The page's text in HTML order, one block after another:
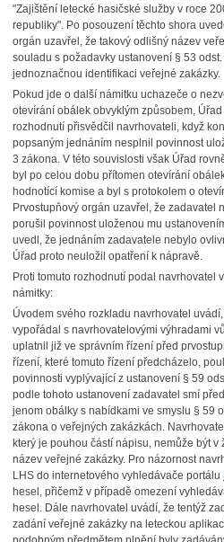
"Zajištění letecké hasičské služby v roce
republiky". Po posouzení těchto shora
orgán uzavřel, že takový odlišný název
souladu s požadavky ustanovení § 53
jednoznačnou identifikaci veřejné zakázky.
Pokud jde o další námitku uchazeče o
otevírání obálek obvyklým způsobem,
rozhodnutí přisvědčil navrhovateli, když
popsaným jednáním nesplnil povinnost
3 zákona. V této souvislosti však Úřad
byl po celou dobu přítomen otevírání
hodnotící komise a byl s protokolem o
Prvostupňový orgán uzavřel, že zadavatel
porušil povinnost uloženou mu
uvedl, že jednáním zadavatele nebylo
Úřad proto neuložil opatření k nápravě.
Proti tomuto rozhodnutí podal navrhovatel
námitky:
Úvodem svého rozkladu navrhovatel
vypořádal s navrhovatelovými výhradami
uplatnil již ve správním řízení před
řízení, které tomuto řízení předcházelo,
povinnosti vyplývající z ustanovení § 59
podle tohoto ustanovení zadavatel smí
jenom obálky s nabídkami ve smyslu § 59
zákona o veřejných zakázkách.
který je pouhou částí nápisu, nemůže být
název veřejné zakázky. Pro názornost
LHS do internetového vyhledávače portálu
hesel, přičemž v případě omezení
hesel. Dále navrhovatel uvádí, že tentýž
zadání veřejné zakázky na leteckou